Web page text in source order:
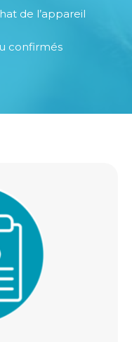
de l’appareil
confirmés